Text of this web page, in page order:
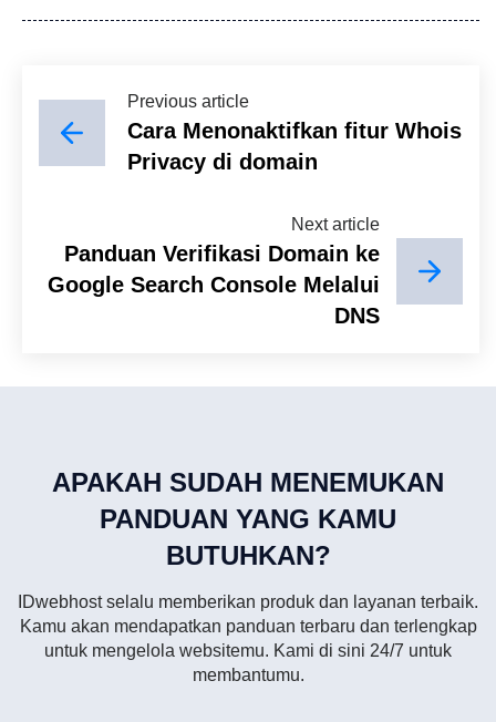
Previous article
Cara Menonaktifkan fitur Whois
Privacy di domain
Next article
Panduan Verifikasi Domain ke
Google Search Console Melalui
DNS
APAKAH SUDAH MENEMUKAN
PANDUAN YANG KAMU
BUTUHKAN?
IDwebhost selalu memberikan produk dan layanan terbaik.
Kamu akan mendapatkan panduan terbaru dan terlengkap
untuk mengelola websitemu. Kami di sini 24/7 untuk
membantumu.